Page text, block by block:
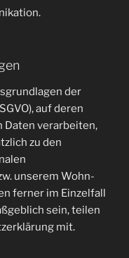
der
auf deren
Daten verarbeiten,
zu den
unserem Wohn-
ferner im Einzelfall
sein, teilen
mit.